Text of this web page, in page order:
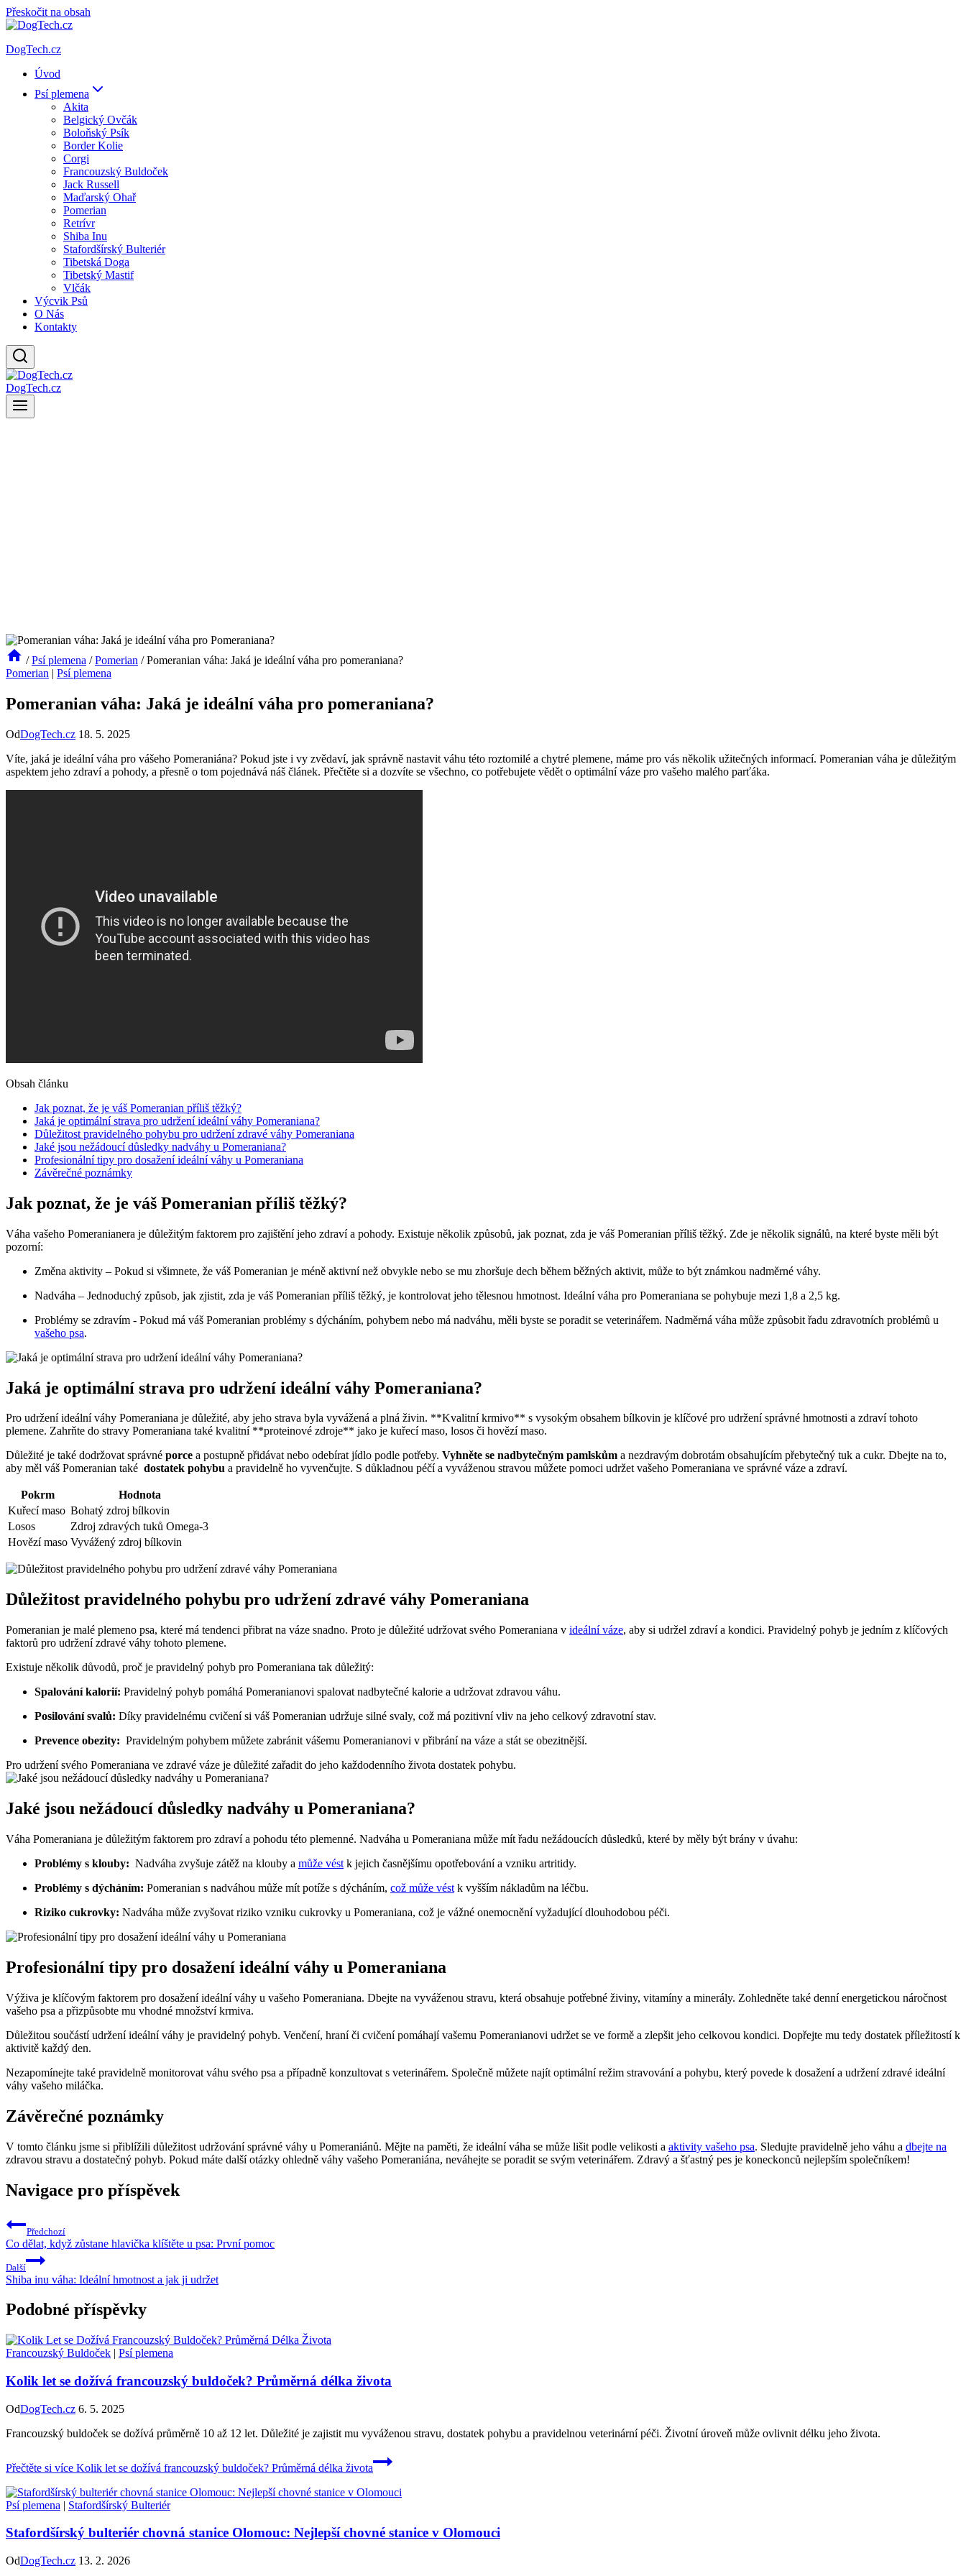
Přeskočit na obsah
DogTech.cz
Úvod
Psí plemena
Akita
Belgický Ovčák
Boloňský Psík
Border Kolie
Corgi
Francouzský Buldoček
Jack Russell
Maďarský Ohař
Pomerian
Retrívr
Shiba Inu
Stafordšírský Bulteriér
Tibetská Doga
Tibetský Mastif
Vlčák
Výcvik Psů
O Nás
Kontakty
DogTech.cz
/ Psí plemena / Pomerian / Pomeranian váha: Jaká je ideální váha pro pomeraniana?
Pomerian | Psí plemena
Pomeranian váha: Jaká je ideální váha pro pomeraniana?
OdDogTech.cz 18. 5. 2025
Víte,⁢ jaká je ideální váha pro vášeho ​Pomeraniána? Pokud‌ jste i‍ vy⁤ zvědaví, jak správně nastavit váhu ‌této⁢ roztomilé ‍a chytré plemene, máme pro vás‌ několik užitečných informací.​ Pomeranian váha⁣ je ⁤důležitým
aspektem jeho zdraví a pohody, a přesně o tom‌ pojednává náš⁢ článek. Přečtěte‍ si a dozvíte se všechno, ⁢co potřebujete vědět o optimální⁣ váze pro vašeho malého parťáka.
Obsah článku
Jak poznat, že ​je váš⁤ Pomeranian⁢ příliš​ těžký?
Jaká je ‍optimální strava pro udržení ideální váhy Pomeraniana?
Důležitost pravidelného pohybu pro udržení⁤ zdravé váhy ⁢Pomeraniana
Jaké jsou nežádoucí důsledky ‌nadváhy u Pomeraniana?
Profesionální tipy ⁤pro ‌dosažení⁣ ideální váhy u Pomeraniana
Závěrečné poznámky
Jak poznat, že ​je váš⁤ Pomeranian⁢ příliš​ těžký?
Váha⁤ vašeho ​Pomeranianera je důležitým faktorem pro zajištění jeho‌ zdraví ‌a​ pohody. Existuje několik způsobů, jak ⁤poznat, ​zda je váš Pomeranian příliš ⁣těžký. Zde je⁣ několik signálů, ⁣na ‌které byste ⁣měli ‍být
pozorní:
Změna aktivity – Pokud si všimnete,⁤ že váš Pomeranian je ⁢méně aktivní⁤ než obvykle nebo⁤ se mu zhoršuje dech ⁣během běžných⁢ aktivit, může⁢ to být známkou nadměrné váhy.
Nadváha‍ – Jednoduchý způsob,‍ jak zjistit, zda ⁢je váš Pomeranian příliš těžký, je‌ kontrolovat ‍jeho tělesnou hmotnost. Ideální‌ váha‍ pro Pomeraniana se ​pohybuje mezi 1,8 a ​2,5 kg.
Problémy‌ se​ zdravím -​ Pokud má váš Pomeranian problémy s dýcháním, pohybem nebo⁤ má nadváhu, ⁣měli ​byste⁢ se poradit se veterinářem. Nadměrná váha může způsobit řadu‌ zdravotních problémů u‍
vašeho psa.
Jaká je ‍optimální strava pro udržení ideální váhy Pomeraniana?
Pro⁣ udržení ideální⁣ váhy Pomeraniana je důležité, aby jeho strava⁣ byla​ vyvážená a plná živin. ‍**Kvalitní krmivo**‍ s vysokým‌ obsahem bílkovin je klíčové pro udržení správné‌ hmotnosti ⁤a zdraví tohoto
plemene. Zahrňte‌ do⁢ stravy Pomeraniana ⁤také kvalitní **proteinové zdroje** jako je kuřecí maso, losos ​či hovězí maso.
Důležité je⁣ také dodržovat správné⁢ porce ‍a postupně​ přidávat nebo ​odebírat jídlo podle potřeby. Vyhněte se nadbytečným ‌pamlskům a nezdravým dobrotám obsahujícím přebytečný tuk a​ cukr. Dbejte na‍ to,
aby ⁣měl ‍váš Pomeranian ‌také ⁤ dostatek pohybu a ‍pravidelně ho vyvenčujte. S důkladnou péčí a vyváženou‍ stravou⁤ můžete pomoci⁢ udržet vašeho‍ Pomeraniana ve správné váze a zdraví.
Pokrm
Hodnota
Kuřecí maso Bohatý zdroj bílkovin
Losos
Zdroj ‌zdravých tuků Omega-3
Hovězí⁢ maso Vyvážený zdroj‌ bílkovin
Důležitost pravidelného pohybu pro udržení⁤ zdravé váhy ⁢Pomeraniana
Pomeranian je​ malé plemeno psa, které má tendenci přibrat na váze snadno. Proto je důležité udržovat svého Pomeraniana v ideální váze, aby si udržel zdraví a kondici.⁢ Pravidelný ‍pohyb je jedním z‍ klíčových
⁢faktorů pro udržení⁢ zdravé váhy tohoto plemene.
Existuje ⁣několik důvodů,⁢ proč‌ je pravidelný pohyb pro Pomeraniana tak důležitý:
Spalování kalorií: Pravidelný ​pohyb pomáhá ⁢Pomeranianovi spalovat⁣ nadbytečné kalorie a udržovat ⁢zdravou váhu.
Posilování ​svalů: Díky pravidelnému cvičení ⁢si váš Pomeranian udržuje silné svaly, ⁤což má pozitivní vliv na⁤ jeho celkový zdravotní stav.
Prevence ‍obezity: ‍ Pravidelným⁣ pohybem můžete zabránit vášemu ‌Pomeranianovi v ​přibrání na váze a stát se⁤ obezitnější.
Pro ​udržení⁤ svého Pomeraniana ve zdravé váze ‍je důležité zařadit do jeho každodenního života dostatek pohybu.
Jaké jsou nežádoucí důsledky ‌nadváhy u Pomeraniana?
Váha Pomeraniana je‍ důležitým faktorem pro zdraví a pohodu ‌této plemenné. Nadváha u⁤ Pomeraniana může ⁣mít řadu nežádoucích důsledků, které ‌by měly být ⁤brány v úvahu:
Problémy s klouby: ⁤ Nadváha zvyšuje zátěž⁢ na klouby a⁤ může vést ⁢ k ⁤jejich časnějšímu ‌opotřebování⁤ a⁤ vzniku artritidy.
Problémy s dýcháním: Pomeranian s nadváhou může mít ‍potíže s‍ dýcháním, což může vést k​ vyšším ⁢nákladům na léčbu.
Riziko ‍cukrovky: Nadváha může⁢ zvyšovat riziko vzniku cukrovky u ‌Pomeraniana, což je vážné onemocnění vyžadující ‍dlouhodobou péči.
Profesionální tipy ⁤pro ‌dosažení⁣ ideální váhy u Pomeraniana
Výživa je klíčovým faktorem pro ⁤dosažení ideální váhy ⁤u vašeho ‌Pomeraniana. ‍Dbejte na vyváženou stravu, která obsahuje ⁤potřebné živiny, vitamíny‍ a minerály. Zohledněte také​ denní energetickou náročnost
vašeho psa a přizpůsobte mu vhodné množství krmiva.
Důležitou součástí udržení ideální váhy​ je pravidelný ‍pohyb. Venčení, ‍hraní či cvičení⁣ pomáhají‍ vašemu Pomeranianovi ⁢udržet‍ se ⁤ve formě​ a zlepšit jeho celkovou kondici.‍ Dopřejte⁣ mu‌ tedy dostatek ⁢příležitostí ⁢k‍
aktivitě každý den.
Nezapomínejte také pravidelně ⁢monitorovat ‍váhu svého psa a případně ⁣konzultovat s veterinářem. Společně můžete najít‌ optimální režim stravování a pohybu, který ‌povede ⁣k dosažení⁤ a ​udržení⁣ zdravé ⁢ideální
váhy vašeho miláčka.
Závěrečné poznámky
V tomto‍ článku jsme si přiblížili důležitost ​udržování správné váhy‍ u Pomeraniánů. Mějte na⁤ paměti,⁣ že ideální váha se může​ lišit podle velikosti a⁤ aktivity vašeho psa. Sledujte pravidelně jeho ​váhu a ‌ dbejte na
zdravou stravu⁢ a dostatečný ‍pohyb. Pokud máte‍ další otázky ohledně ⁤váhy vašeho Pomeraniána, neváhejte‌ se poradit se svým veterinářem. Zdravý a šťastný ‌pes je koneckonců⁤ nejlepším společníkem!
Navigace pro příspěvek
Předchozí
Co dělat, když zůstane hlavička klíštěte u psa: První pomoc
Další
Shiba inu váha: Ideální hmotnost a jak ji udržet
Podobné příspěvky
Francouzský Buldoček | Psí plemena
Kolik let se dožívá francouzský buldoček? Průměrná délka života
OdDogTech.cz 6. 5. 2025
Francouzský buldoček se dožívá průměrně 10 až 12 let. Důležité je zajistit mu vyváženou stravu, dostatek pohybu a pravidelnou veterinární péči. Životní úroveň může ovlivnit délku jeho života.
Přečtěte si více Kolik let se dožívá francouzský buldoček? Průměrná délka života
Psí plemena | Stafordšírský Bulteriér
Stafordšírský bulteriér chovná stanice Olomouc: Nejlepší chovné stanice v Olomouci
OdDogTech.cz 13. 2. 2026